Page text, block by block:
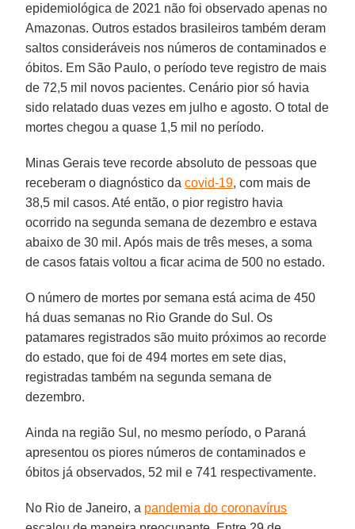
epidemiológica de 2021 não foi observado apenas no
Amazonas. Outros estados brasileiros também deram
saltos consideráveis nos números de contaminados e
óbitos. Em São Paulo, o período teve registro de mais
de 72,5 mil novos pacientes. Cenário pior só havia
sido relatado duas vezes em julho e agosto. O total de
mortes chegou a quase 1,5 mil no período.
Minas Gerais teve recorde absoluto de pessoas que
receberam o diagnóstico dacovid-19, com mais de
38,5 mil casos. Até então, o pior registro havia
ocorrido na segunda semana de dezembro e estava
abaixo de 30 mil. Após mais de três meses, a soma
de casos fatais voltou a ficar acima de 500 no estado.
O número de mortes por semana está acima de 450
há duas semanas no Rio Grande do Sul. Os
patamares registrados são muito próximos ao recorde
do estado, que foi de 494 mortes em sete dias,
registradas também na segunda semana de
dezembro.
Ainda na região Sul, no mesmo período, o Paraná
apresentou os piores números de contaminados e
óbitos já observados, 52 mil e 741 respectivamente.
No Rio de Janeiro, a pandemia do coronavírus